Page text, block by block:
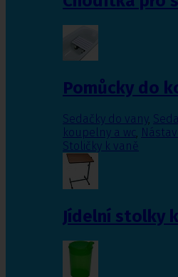
Pomůcky do
Sedačky do vany,
koupelny a wc,
Stoličky k vaně
Jídelní stolky